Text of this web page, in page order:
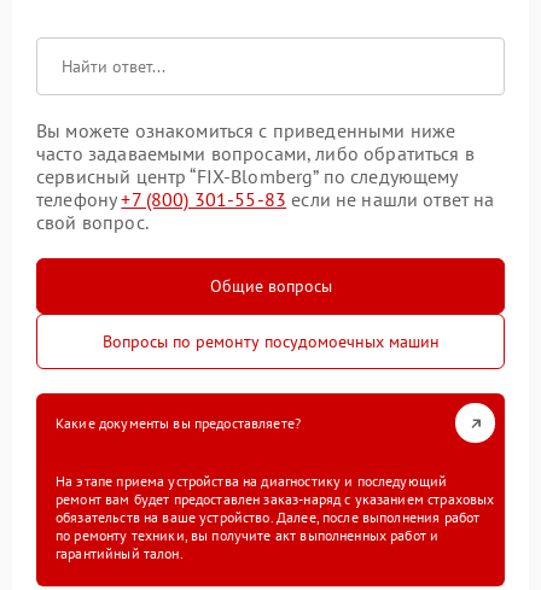
Вы можете ознакомиться с приведенными ниже
часто задаваемыми вопросами, либо обратиться в
сервисный центр “FIX-Blomberg” по следующему
телефону+7 (800) 301-55-83 если не нашли ответ на
свой вопрос.
Общие вопросы
Вопросы по ремонту посудомоечных машин
Какие документы вы предоставляете?
На этапе приема устройства на диагностику и последующий
ремонт вам будет предоставлен заказ-наряд с указанием страховых
обязательств на ваше устройство. Далее, после выполнения работ
по ремонту техники, вы получите акт выполненных работ и
гарантийный талон.